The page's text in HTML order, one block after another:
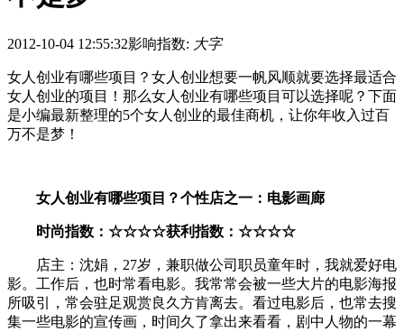
2012-10-04 12:55:32影响指数: 大字
女人创业有哪些项目？女人创业想要一帆风顺就要选择最适合
女人创业的项目！那么女人创业有哪些项目可以选择呢？下面
是小编最新整理的5个女人创业的最佳商机，让你年收入过百
万不是梦！
女人创业有哪些项目？个性店之一：电影画廊
时尚指数：☆☆☆☆获利指数：☆☆☆☆
店主：沈娟，27岁，兼职做公司职员童年时，我就爱好电
影。工作后，也时常看电影。我常常会被一些大片的电影海报
所吸引，常会驻足观赏良久方肯离去。看过电影后，也常去搜
集一些电影的宣传画，时间久了拿出来看看，剧中人物的一幕